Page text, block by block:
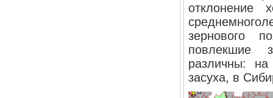
отклонение
зернового
повлекшие
различны:
засуха, в